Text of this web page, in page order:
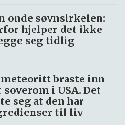
onde søvnsirkelen:
hjelper det ikke
seg tidlig
meteoritt braste inn
soverom i USA. Det
seg at den har
til liv